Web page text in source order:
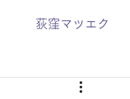
荻窪マツエク